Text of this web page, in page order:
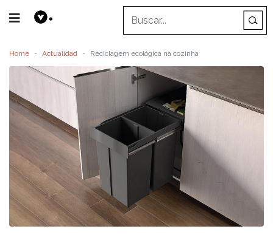
Home Actualidad Reciclagem ecológica na cozinha